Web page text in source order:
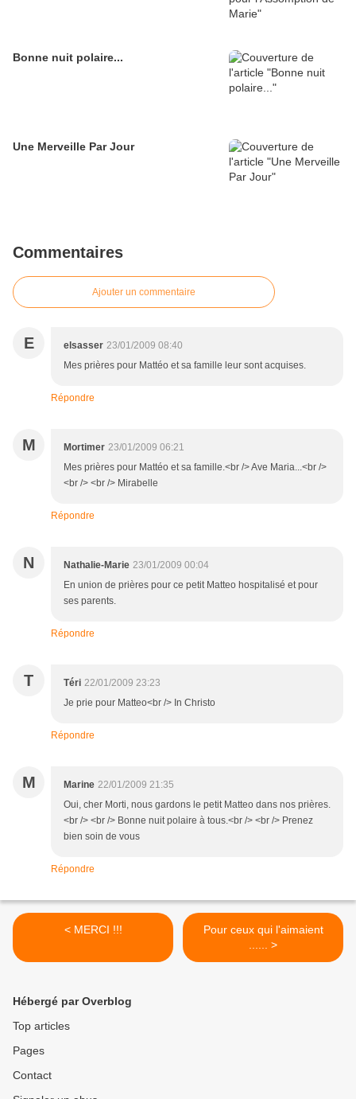
Bonne nuit polaire...
Une Merveille Par Jour
Commentaires
Ajouter un commentaire
E elsasser 23/01/2009 08:40
Mes prières pour Mattéo et sa famille leur sont acquises.
Répondre
M Mortimer 23/01/2009 06:21
Mes prières pour Mattéo et sa famille.<br /> Ave Maria...<br />
<br /> <br /> Mirabelle
Répondre
N Nathalie-Marie 23/01/2009 00:04
En union de prières pour ce petit Matteo hospitalisé et pour
ses parents.
Répondre
T Téri 22/01/2009 23:23
Je prie pour Matteo<br /> In Christo
Répondre
M Marine 22/01/2009 21:35
Oui, cher Morti, nous gardons le petit Matteo dans nos prières.
<br /> <br /> Bonne nuit polaire à tous.<br /> <br /> Prenez
bien soin de vous
Répondre
< MERCI !!!
Pour ceux qui l'aimaient
...... >
Hébergé par Overblog
Top articles
Pages
Contact